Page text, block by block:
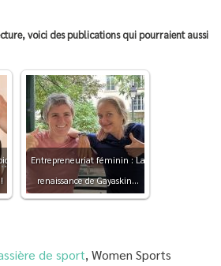
voici des publications qui pourraient aussi
Entrepreneuriat féminin : La
renaissance de Gayaskin…
de sport, Women Sports